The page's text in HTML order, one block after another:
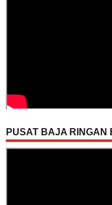
PUSAT BAJA RINGAN